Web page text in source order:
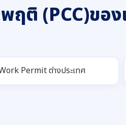
ติ (PCC)ของเ
Permit ต่างประเทศ